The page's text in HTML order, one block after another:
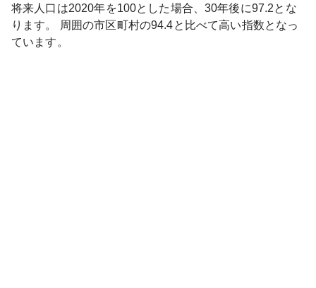
将来人口は2020年を100とした場合、30年後に97.2とな
ります。
周囲の市区町村の94.4と比べて高い指数となっ
ています。